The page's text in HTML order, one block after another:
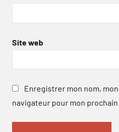
Site web
Enregistrer mon nom,
navigateur pour mon